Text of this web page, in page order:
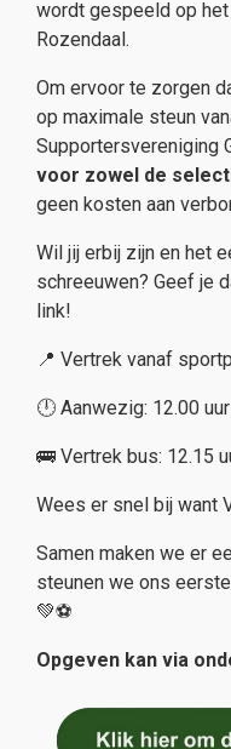
wordt gespeeld op
Rozendaal.
Om ervoor te zorgen
op maximale steun
Supportersvereniging
voor zowel de
geen kosten aan
Wil jij erbij zijn en het
schreeuwen? Geef je
link!
📍 Vertrek vanaf
🕛 Aanwezig: 12.00 uur
🚌 Vertrek bus: 12.15
Wees er snel bij want
Samen maken we er
steunen we ons
💚⚽
Opgeven kan via